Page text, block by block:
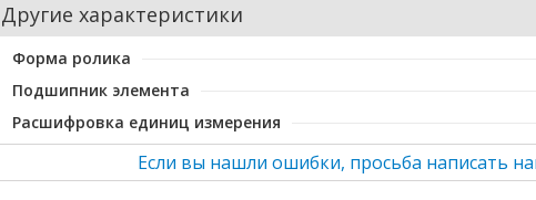
Другие характеристики
Форма ролика
Подшипник элемента
Расшифровка единиц измерения
Если вы нашли ошибки, просьба написать